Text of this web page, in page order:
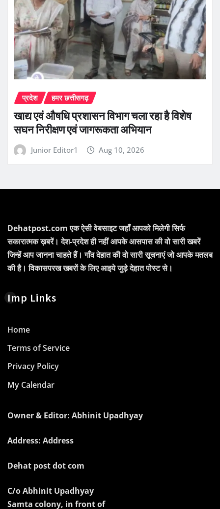
प्रदेश हमर छत्तीसगढ़
खाद्य एवं औषधि प्रशासन विभाग चला रहा है विशेष
सघन निरीक्षण एवं जागरूकता अभियान
Junior Editor1 Aug 10, 2026
Dehatpost.com एक ऐसी वेबसाइट जहाँ आपको मिलेगी सिर्फ
सकारात्मक ख़बरें। देश-प्रदेश ही नहीं आपके आसपास की वो सारी खबरें
जिन्हें आप जानना चाहते हैं। गाँव देहात की वो सारी सूचनाएं जो आपके मतलब
की है। विकासपरख खबरों के लिए आइये जुड़े देहात पोस्ट से।
Imp Links
Home
Terms of Service
Privacy Policy
My Calendar
Owner & Editor: Abhinit Upadhyay
Address: Address
Dehat post dot com
C/o Abhinit Upadhyay
Samta colony, in front of